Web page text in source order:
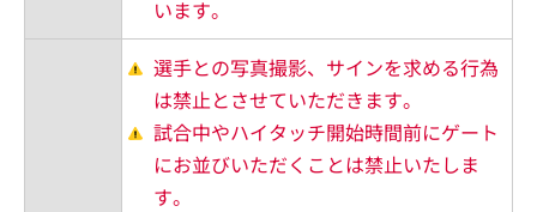
います。
選手との写真撮影、サインを求める行為
は禁止とさせていただきます。
試合中やハイタッチ開始時間前にゲート
にお並びいただくことは禁止いたしま
す。